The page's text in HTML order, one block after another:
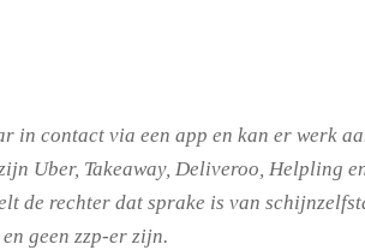
in contact via een app en kan er werk
Uber, Takeaway, Deliveroo, Helpling
de rechter dat sprake is van
geen zzp-er zijn.